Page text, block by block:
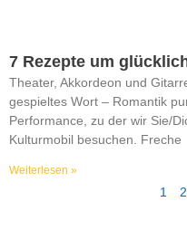
7 Rezepte um
Theater, Akkordeon und
gespieltes Wort – Romantik
Performance, zu der wir Sie/
Kulturmobil besuchen. Freche
Weiterlesen »
1 2